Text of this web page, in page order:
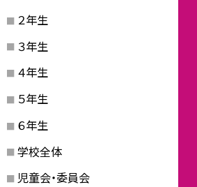
２年生
３年生
４年生
５年生
６年生
学校全体
児童会・委員会